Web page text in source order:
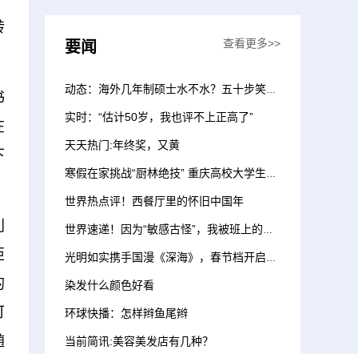
要闻 查看更多>>
动态：海外几年制硕士水不水？五十步笑百步而已
实时：“估计50岁，我也评不上正高了”
天天热门:年终奖，又黄
寒假在家挑战“厨林绝技” 重庆高校大学生出手了
世界热点评！西餐厅里的怀旧中国年
世界速递！因为“敏感古怪”，我被班上的同学再次孤立了
光明如实携手国漫《深海》，春节档开启创新视觉盛宴
染发什么颜色好看
环球快播：怎样辫鱼尾辫
当前简讯:美容美发店有几种？